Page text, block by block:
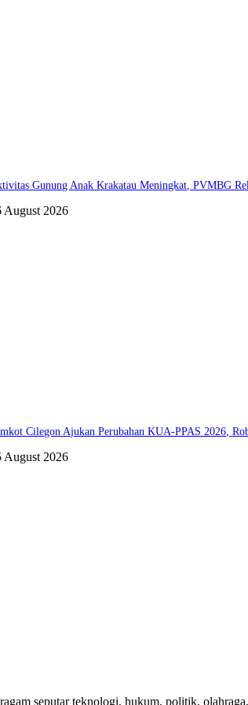
Gunung Anak Krakatau Meningkat, PVMBG
August 2026
Cilegon Ajukan Perubahan KUA-PPAS 2026,
August 2026
seputar teknologi, hukum, politik,